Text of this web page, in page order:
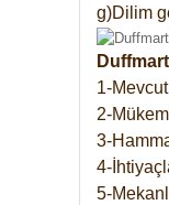
g)Dilim
1-
2-
3-
4-
5-